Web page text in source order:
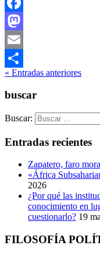
Facebook
Mastodon
Email
Compartir
« Entradas anteriores
buscar
Buscar:
Entradas recientes
Zapatero, faro
«África
2026
¿Por qué las
conocimiento en
cuestionarlo? 19
FILOSOFÍA